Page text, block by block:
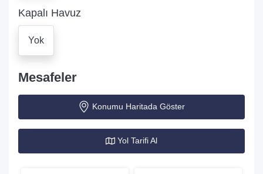
Kapalı Havuz
Yok
Mesafeler
Konumu Haritada Göster
Yol Tarifi Al